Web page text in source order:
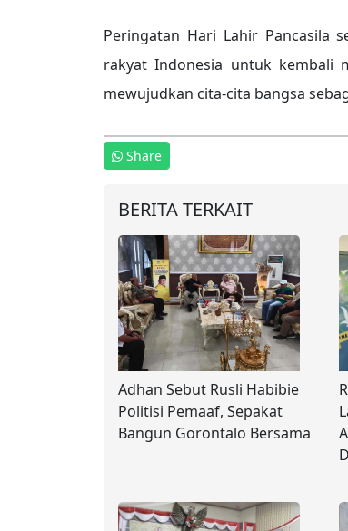
Peringatan Hari Lahir Pancasila
rakyat Indonesia untuk kembali
mewujudkan cita-cita bangsa
Share
BERITA TERKAIT
Adhan Sebut Rusli Habibie
Politisi Pemaaf, Sepakat
Bangun Gorontalo Bersama